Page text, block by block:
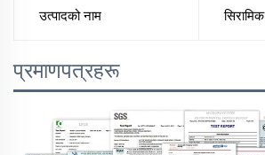
उत्पादको नाम
प्रमाणपत्रहरू